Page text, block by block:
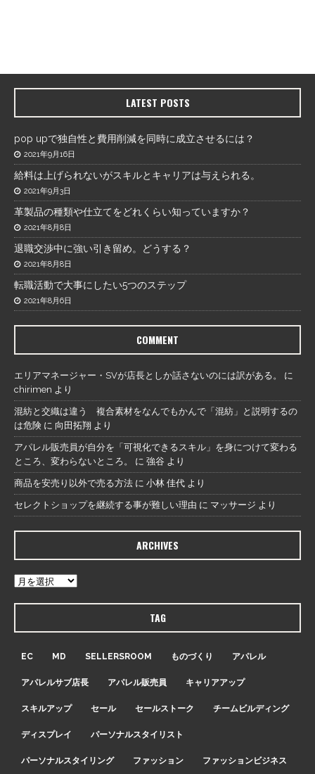
LATEST POSTS
pop upで独自性と費用削減を同時に成立させるには？
2021年9月16日
給料は上げられないがスキルとキャリアは与えられる。
2021年9月3日
革製品の種類や仕立てをどれくらい知っていますか？
2021年8月8日
退職交渉中に強い引き留め。どうする？
2021年8月8日
転職活動で大事にしたい5つのステップ
2021年8月6日
COMMENT
エリアマネージャー・SVが店長としか話さないのには訳がある。
に
chirimen より
混紡と交織は違う 複合素材をなんでもかんで「混紡」と説明するの
は危険 に 向田拓翔 より
アパレル販売員が自分を「可視化できるスキル」を身につけて変わる
ところ、変わらないところ。
に 強谷 より
商品を安売り以外で売る方法 に 小林 佳代 より
セレクトショップを継続する事が難しい理由 に マッサージ より
ARCHIVES
TAG
EC MD SELLERSROOM ものづくり アパレル
アパレルサブ店長 アパレル販売員 キャリアアップ
スキルアップ セール セールストーク チームビルディング
ディスプレイ パーソナルスタイリスト
パーソナルスタイリング ファッション ファッションビジネス